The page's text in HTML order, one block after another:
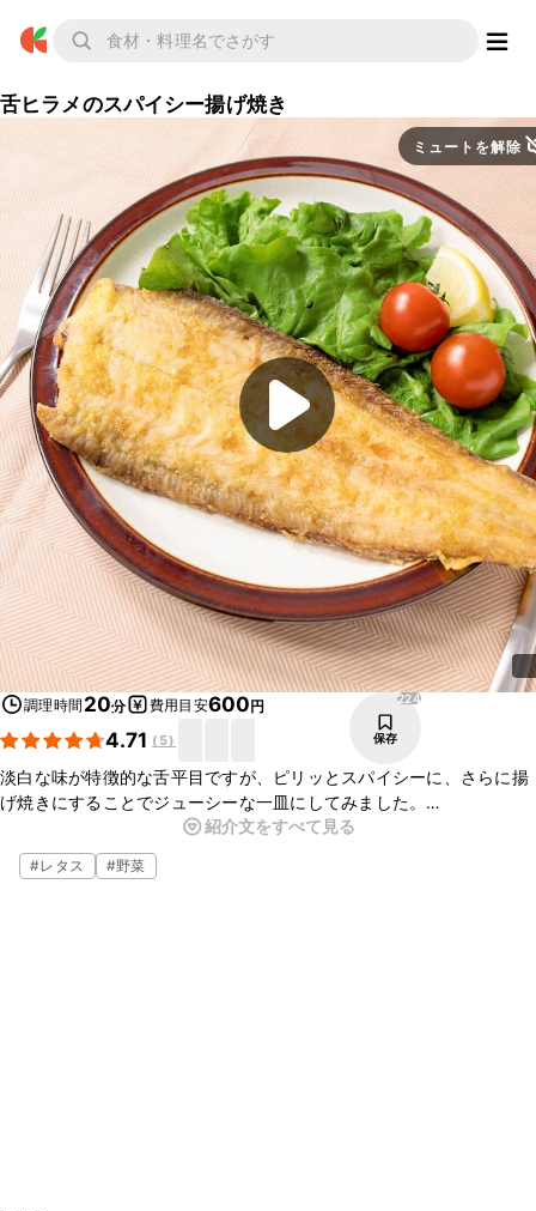
舌ヒラメのスパイシー揚げ焼き
ミュートを解除
調理時間 20分 費用目安600円
4.71 ( 5)
224
保存
淡白な味が特徴的な舌平目ですが、ピリッとスパイシーに、さらに揚
げ焼きにすることでジューシーな一皿にしてみました。
少量の油で調理可能なので、揚げ物が苦手な方でも簡単に作ることが
できます。
定番のムニエルもいいですが、こんな食べ方もぜひ試してみてくださ
紹介文をすべて見る
#レタス #野菜